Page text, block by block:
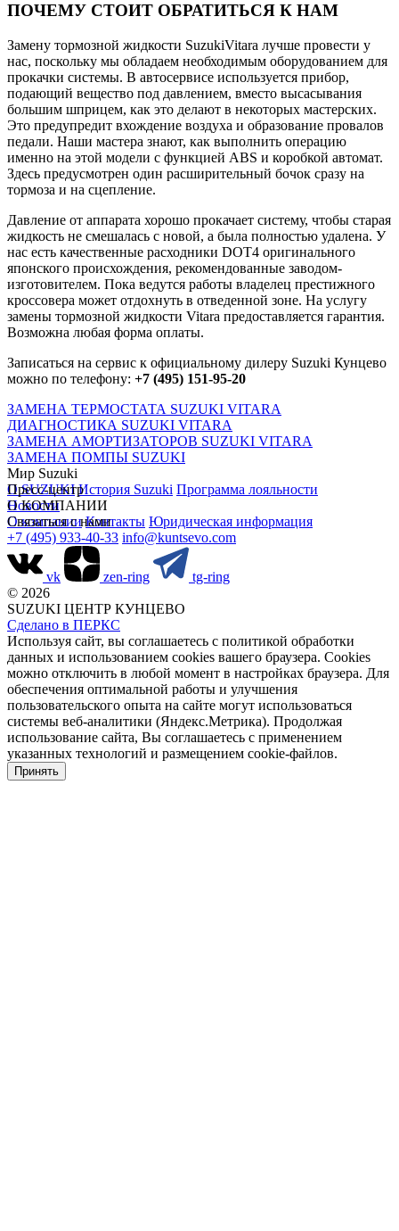
ПОЧЕМУ СТОИТ ОБРАТИТЬСЯ К НАМ
Замену тормозной жидкости SuzukiVitara лучше провести у
нас, поскольку мы обладаем необходимым оборудованием для
прокачки системы. В автосервисе используется прибор,
подающий вещество под давлением, вместо высасывания
большим шприцем, как это делают в некоторых мастерских.
Это предупредит вхождение воздуха и образование провалов
педали. Наши мастера знают, как выполнить операцию
именно на этой модели с функцией ABS и коробкой автомат.
Здесь предусмотрен один расширительный бочок сразу на
тормоза и на сцепление.
Давление от аппарата хорошо прокачает систему, чтобы старая
жидкость не смешалась с новой, а была полностью удалена. У
нас есть качественные расходники DOT4 оригинального
японского происхождения, рекомендованные заводом-
изготовителем. Пока ведутся работы владелец престижного
кроссовера может отдохнуть в отведенной зоне. На услугу
замены тормозной жидкости Vitara предоставляется гарантия.
Возможна любая форма оплаты.
Записаться на сервис к официальному дилеру Suzuki Кунцево
можно по телефону: +7 (495) 151-95-20
ЗАМЕНА ТЕРМОСТАТА SUZUKI VITARA
ДИАГНОСТИКА SUZUKI VITARA
ЗАМЕНА АМОРТИЗАТОРОВ SUZUKI VITARA
ЗАМЕНА ПОМПЫ SUZUKI
Мир Suzuki
О SUZUKI История Suzuki Программа лояльности
Пресс-центр
Новости
О КОМПАНИИ
О компании Контакты Юридическая информация
Связаться с нами
+7 (495) 933-40-33 info@kuntsevo.com
vk zen-ring
tg-ring
© 2026
SUZUKI ЦЕНТР КУНЦЕВО
Сделано в ПЕРКС
Используя сайт, вы соглашаетесь с политикой обработки
данных и использованием cookies вашего браузера. Cookies
можно отключить в любой момент в настройках браузера. Для
обеспечения оптимальной работы и улучшения
пользовательского опыта на сайте могут использоваться
системы веб-аналитики (Яндекс.Метрика). Продолжая
использование сайта, Вы соглашаетесь с применением
указанных технологий и размещением cookie-файлов.
Принять